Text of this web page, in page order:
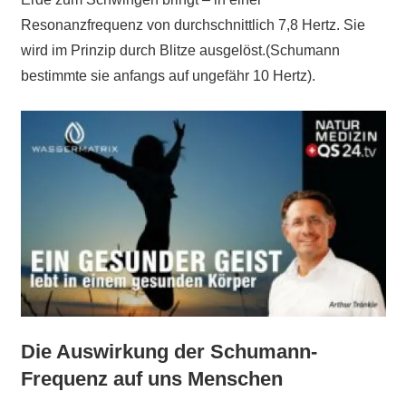
Resonanzfrequenz von durchschnittlich 7,8 Hertz. Sie
wird im Prinzip durch Blitze ausgelöst.(Schumann
bestimmte sie anfangs auf ungefähr 10 Hertz).
Die Auswirkung der Schumann-
Frequenz auf uns Menschen